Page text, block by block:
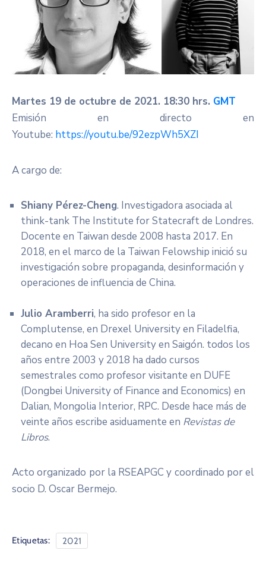
Martes 19 de octubre de 2021. 18:30 hrs. GMT
Emisión en directo en
Youtube: https://youtu.be/92ezpWh5XZI
A cargo de:
Shiany Pérez-Cheng. Investigadora asociada al
think-tank The Institute for Statecraft de Londres.
Docente en Taiwan desde 2008 hasta 2017. En
2018, en el marco de la Taiwan Felowship inició su
investigación sobre propaganda, desinformación y
operaciones de influencia de China.
Julio Aramberri, ha sido profesor en la
Complutense, en Drexel University en Filadelfia,
decano en Hoa Sen University en Saigón. todos los
años entre 2003 y 2018 ha dado cursos
semestrales como profesor visitante en DUFE
(Dongbei University of Finance and Economics) en
Dalian, Mongolia Interior, RPC. Desde hace más de
veinte años escribe asiduamente en Revistas de
Libros.
Acto organizado por la RSEAPGC y coordinado por el
socio D. Oscar Bermejo.
Etiquetas: 2021